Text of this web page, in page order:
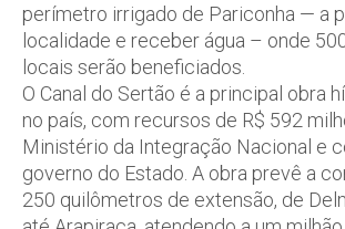
perímetro irrigado de Pariconha — a
localidade e receber água – onde
locais serão beneficiados.
O Canal do Sertão é a principal obra
no país, com recursos de R$ 592
Ministério da Integração Nacional e
governo do Estado. A obra prevê a
250 quilômetros de extensão, de